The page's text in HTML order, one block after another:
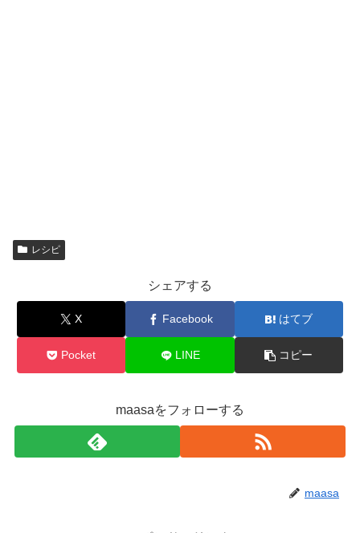
レシピ
シェアする
X Facebook はてブ
Pocket LINE コピー
maasaをフォローする
maasa